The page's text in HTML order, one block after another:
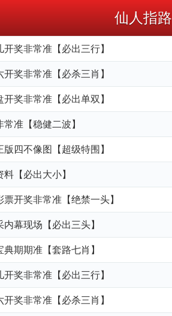
仙人指路
奖非常准【必出三行】
奖非常准【必杀三肖】
奖非常准【必出单双】
准【稳健二波】
四不像图【超级特围】
【必出大小】
开奖非常准【绝禁一头】
幕现场【必出三头】
期期准【套路七肖】
奖非常准【必出三行】
奖非常准【必杀三肖】